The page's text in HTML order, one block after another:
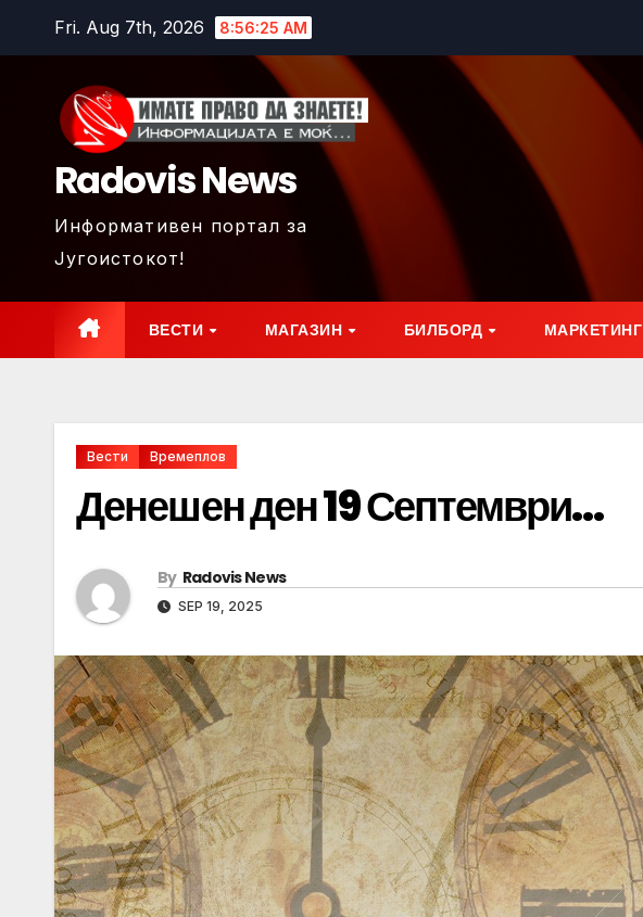
Fri. Aug 7th, 2026 8:56:26 AM
Radovis News
Информативен портал за
Југоистокот!
ВЕСТИ МАГАЗИН БИЛБОРД МАРКЕТИНГ
Вести Времеплов
Денешен ден 19 Септември…
By Radovis News
SEP 19, 2025